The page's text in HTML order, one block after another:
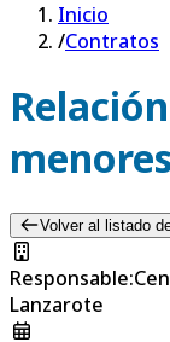
Inicio
/Contratos
Volver al listado
Responsable:
Lanzarote